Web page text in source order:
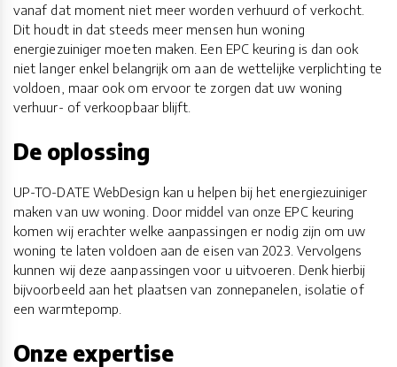
vanaf dat moment niet meer worden verhuurd of verkocht.
Dit houdt in dat steeds meer mensen hun woning
energiezuiniger moeten maken. Een EPC keuring is dan ook
niet langer enkel belangrijk om aan de wettelijke verplichting te
voldoen, maar ook om ervoor te zorgen dat uw woning
verhuur- of verkoopbaar blijft.
De oplossing
UP-TO-DATE WebDesign kan u helpen bij het energiezuiniger
maken van uw woning. Door middel van onze EPC keuring
komen wij erachter welke aanpassingen er nodig zijn om uw
woning te laten voldoen aan de eisen van 2023. Vervolgens
kunnen wij deze aanpassingen voor u uitvoeren. Denk hierbij
bijvoorbeeld aan het plaatsen van zonnepanelen, isolatie of
een warmtepomp.
Onze expertise